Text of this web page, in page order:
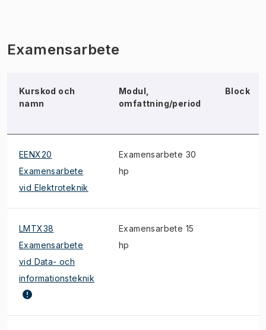
Examensarbete
Kurskod och
namn
Modul,
omfattning/period
Block
EENX20
Examensarbete
vid Elektroteknik
Examensarbete 30
hp
LMTX38
Examensarbete
vid Data- och
informationsteknik
Examensarbete 15
hp